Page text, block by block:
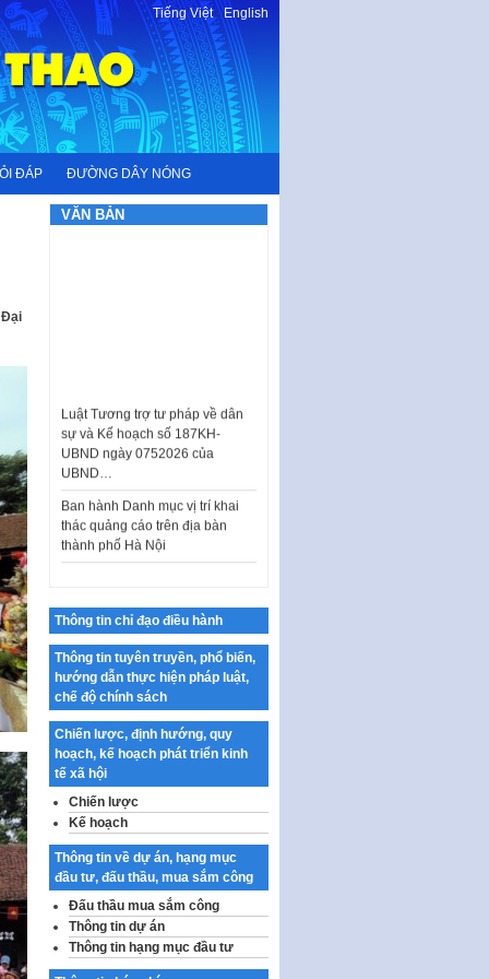
Tiếng Việt-English
ĐÁP ĐƯỜNG DÂY NÓNG
Đại
VĂN BẢN
sự và Kế hoạch số 187KH-
UBND ngày 0752026 của
UBND…
Ban hành Danh mục vị trí khai
thác quảng cáo trên địa bàn
thành phố Hà Nội
Kế hoạch Tổ chức Cuộc thi
chính luận về bảo vệ nền tảng tư
Công bố công khai dự toán kinh
thiện thể chế, chính…
Quy định về nghiên cứu, ứng
dụng khoa học, công nghệ, đổi
mới sáng tạo và chuyển…
Quy định chi tiết và hướng dẫn
thi hành một số điều của Luật Lý
lịch tư…
Sửa đổi, bổ sung một số nội
dung tại Nghị quyết số 30/NQ-
CP ngày 24 tháng 02…
Ban hành Chương trình hành
động của Chính phủ thực hiện
Nghị quyết số 02-NQ/TW ngày
17…
Thông tin chỉ đạo điều hành
Thông tin tuyên truyền, phổ biến,
hướng dẫn thực hiện pháp luật,
chế độ chính sách
Chiến lược, định hướng, quy
hoạch, kế hoạch phát triển kinh
tế xã hội
Chiến lược
Kế hoạch
Thông tin về dự án, hạng mục
đầu tư, đấu thầu, mua sắm công
Đấu thầu mua sắm công
Thông tin dự án
Thông tin hạng mục đầu tư